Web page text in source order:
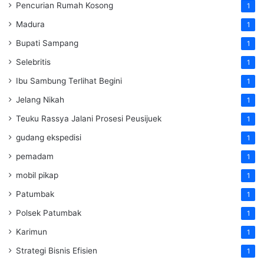
Pencurian Rumah Kosong 1
Madura 1
Bupati Sampang 1
Selebritis 1
Ibu Sambung Terlihat Begini 1
Jelang Nikah 1
Teuku Rassya Jalani Prosesi Peusijuek 1
gudang ekspedisi 1
pemadam 1
mobil pikap 1
Patumbak 1
Polsek Patumbak 1
Karimun 1
Strategi Bisnis Efisien 1